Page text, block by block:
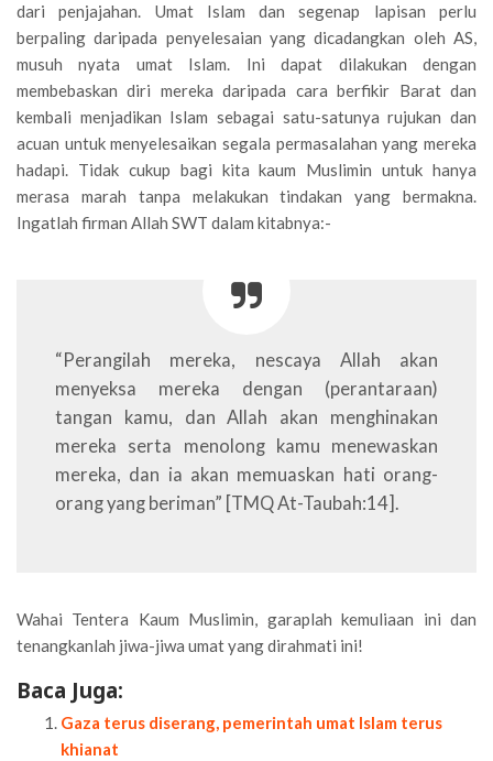
dari penjajahan. Umat Islam dan segenap lapisan perlu
berpaling daripada penyelesaian yang dicadangkan oleh AS,
musuh nyata umat Islam. Ini dapat dilakukan dengan
membebaskan diri mereka daripada cara berfikir Barat dan
kembali menjadikan Islam sebagai satu-satunya rujukan dan
acuan untuk menyelesaikan segala permasalahan yang mereka
hadapi. Tidak cukup bagi kita kaum Muslimin untuk hanya
merasa marah tanpa melakukan tindakan yang bermakna.
Ingatlah firman Allah SWT dalam kitabnya:-
“Perangilah mereka, nescaya Allah akan
menyeksa mereka dengan (perantaraan)
tangan kamu, dan Allah akan menghinakan
mereka serta menolong kamu menewaskan
mereka, dan ia akan memuaskan hati orang-
orang yang beriman” [TMQ At-Taubah:14].
Wahai Tentera Kaum Muslimin, garaplah kemuliaan ini dan
tenangkanlah jiwa-jiwa umat yang dirahmati ini!
Baca Juga:
Gaza terus diserang, pemerintah umat Islam terus
khianat